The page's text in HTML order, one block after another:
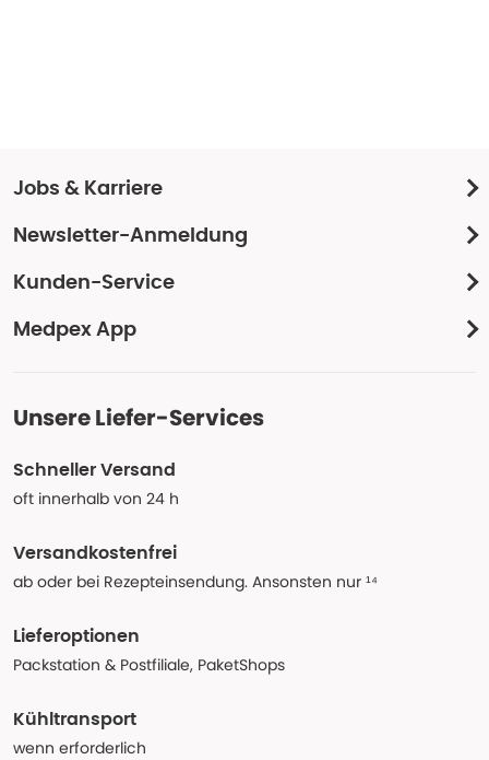
Jobs & Karriere
Newsletter-Anmeldung
Kunden-Service
Medpex App
Unsere Liefer-Services
Schneller Versand
oft innerhalb von 24 h
Versandkostenfrei
ab oder bei Rezepteinsendung. Ansonsten nur ¹⁴
Lieferoptionen
Packstation & Postfiliale, PaketShops
Kühltransport
wenn erforderlich